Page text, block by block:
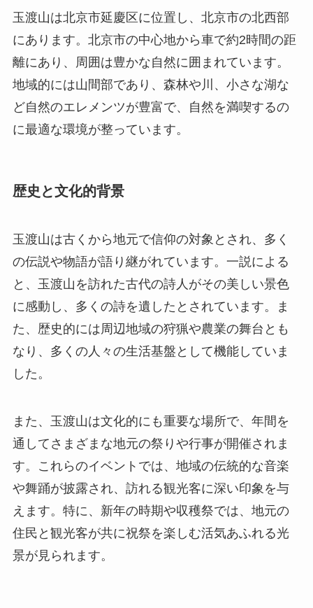
玉渡山は北京市延慶区に位置し、北京市の北西部
にあります。北京市の中心地から車で約2時間の距
離にあり、周囲は豊かな自然に囲まれています。
地域的には山間部であり、森林や川、小さな湖な
ど自然のエレメンツが豊富で、自然を満喫するの
に最適な環境が整っています。
歴史と文化的背景
玉渡山は古くから地元で信仰の対象とされ、多く
の伝説や物語が語り継がれています。一説による
と、玉渡山を訪れた古代の詩人がその美しい景色
に感動し、多くの詩を遺したとされています。ま
た、歴史的には周辺地域の狩猟や農業の舞台とも
なり、多くの人々の生活基盤として機能していま
した。
また、玉渡山は文化的にも重要な場所で、年間を
通してさまざまな地元の祭りや行事が開催されま
す。これらのイベントでは、地域の伝統的な音楽
や舞踊が披露され、訪れる観光客に深い印象を与
えます。特に、新年の時期や収穫祭では、地元の
住民と観光客が共に祝祭を楽しむ活気あふれる光
景が見られます。